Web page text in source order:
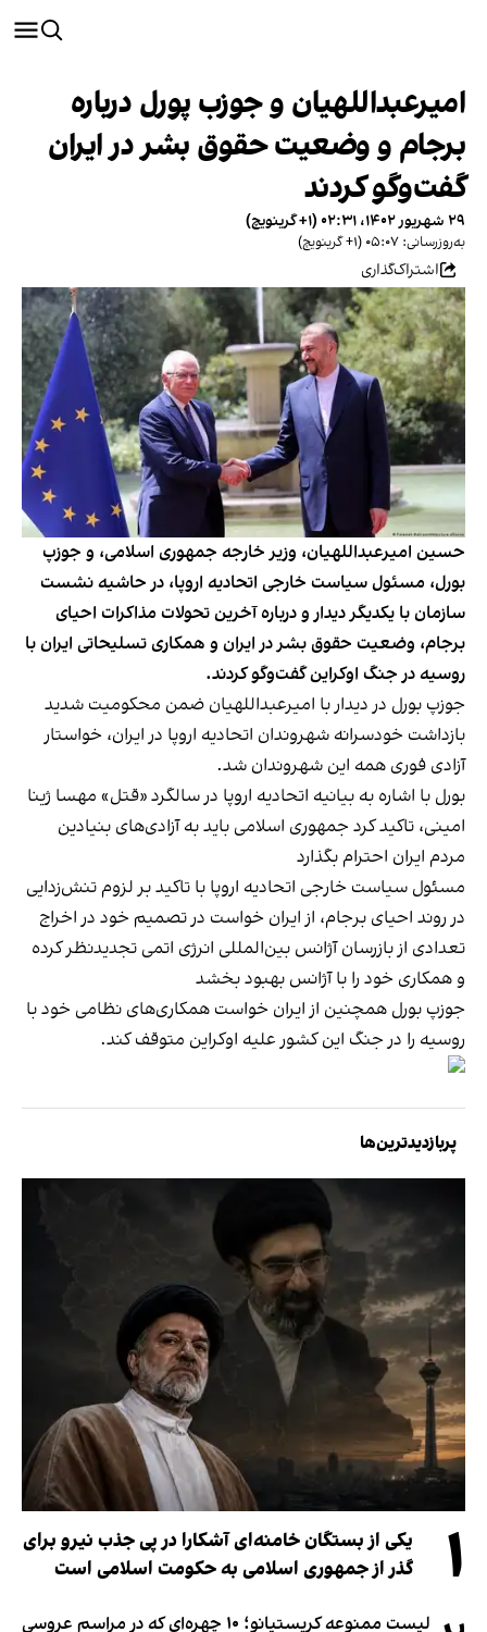
امیرعبداللهیان و جوزب پورل درباره
برجام و وضعیت حقوق بشر در ایران
گفت‌وگو کردند
۲۹ شهریور ۱۴۰۲، ۰۲:۳۱ (‎+۱ گرینویچ)
به‌روزرسانی: ۰۵:۰۷ (‎+۱ گرینویچ)
اشتراک‌گذاری
حسین امیرعبداللهیان، وزیر خارجه جمهوری اسلامی، و جوزپ
بورل، مسئول سیاست خارجی اتحادیه اروپا، در حاشیه نشست
سازمان با یکدیگر دیدار و درباره آخرین تحولات مذاکرات احیای
برجام، وضعیت حقوق بشر در ایران و همکاری تسلیحاتی ایران با
روسیه در جنگ اوکراین گفت‌وگو کردند.
جوزپ بورل در دیدار با امیرعبداللهیان ضمن محکومیت شدید
بازداشت خودسرانه شهروندان اتحادیه اروپا در ایران، خواستار
آزادی فوری همه این شهروندان شد.
بورل با اشاره به بیانیه اتحادیه اروپا در سالگرد «قتل» مهسا ژینا
امینی، تاکید کرد جمهوری اسلامی باید به آزادی‌های بنیادین
مردم ایران احترام بگذارد
مسئول سیاست خارجی اتحادیه اروپا با تاکید بر لزوم تنش‌زدایی
در روند احیای برجام، از ایران خواست در تصمیم خود در اخراج
تعدادی از بازرسان آژانس بین‌المللی انرژی اتمی تجدیدنظر کرده
و همکاری خود را با آژانس بهبود بخشد
جوزپ بورل همچنین از ایران خواست همکاری‌های نظامی خود با
روسیه را در جنگ این کشور علیه اوکراین متوقف کند.
پربازدیدترین‌ها
۱
یکی از بستگان خامنه‌ای آشکارا در پی جذب نیرو برای
گذر از جمهوری اسلامی به حکومت اسلامی است
لیست ممنوعه کریستیانو؛ ۱۰ چهره‌ای که در مراسم عروسی